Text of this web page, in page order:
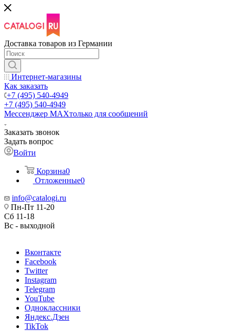
Доставка товаров из Германии
Интернет-магазины
Как заказать
+7 (495) 540-4949
+7 (495) 540-4949
Мессенджер МАХтолько для сообщений
Заказать звонок
Задать вопрос
Войти
Корзина0
Отложенные0
info@catalogi.ru
Пн-Пт 11-20
Сб 11-18
Вс - выходной
Вконтакте
Facebook
Twitter
Instagram
Telegram
YouTube
Одноклассники
Яндекс.Дзен
TikTok